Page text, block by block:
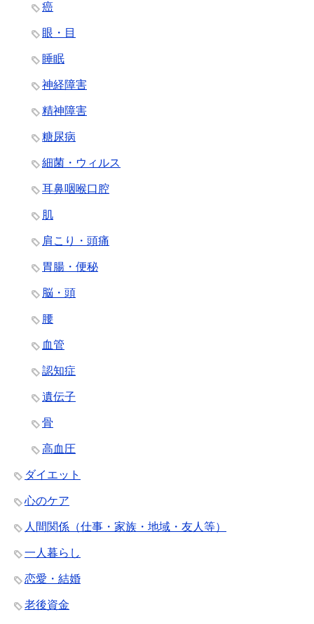
癌
眼・目
睡眠
神経障害
精神障害
糖尿病
細菌・ウィルス
耳鼻咽喉口腔
肌
肩こり・頭痛
胃腸・便秘
脳・頭
腰
血管
認知症
遺伝子
骨
高血圧
ダイエット
心のケア
人間関係（仕事・家族・地域・友人等）
一人暮らし
恋愛・結婚
老後資金